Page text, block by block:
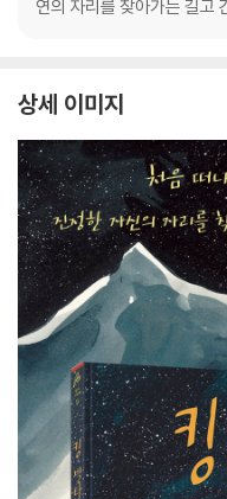
연의 자리를 찾아가는 길고
상세 이미지